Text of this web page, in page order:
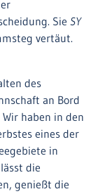
Sie SY
vertäut.
des
an Bord
haben in den
eines der
in
die
genießt die